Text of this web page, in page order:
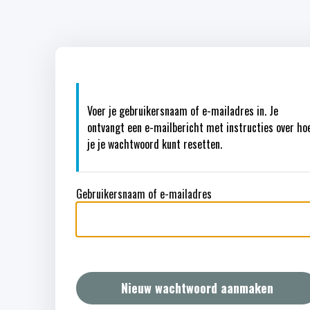
Voer je gebruikersnaam of e-mailadres in. Je
ontvangt een e-mailbericht met instructies over
je je wachtwoord kunt resetten.
Gebruikersnaam of e-mailadres